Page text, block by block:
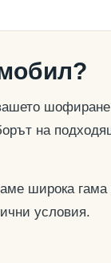
на
широка
условия.